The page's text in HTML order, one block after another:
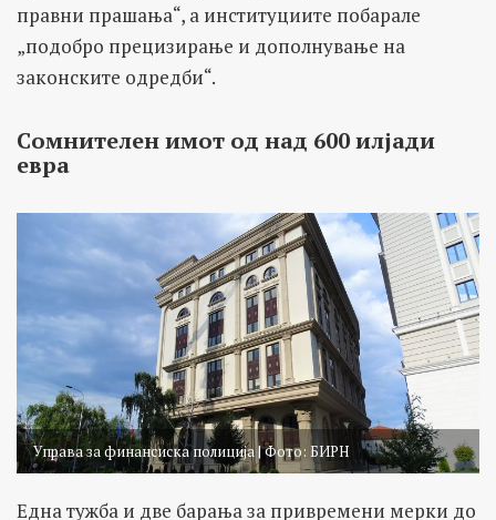
правни прашања“, а институциите побарале
„подобро прецизирање и дополнување на
законските одредби“.
Сомнителен имот од над 600 илјади
евра
Управа за финансиска полиција | Фото: БИРН
Eдна тужба и две барања за привремени мерки до